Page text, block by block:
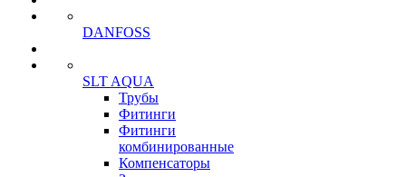
DANFOSS
SLT AQUA
Трубы
Фитинги
Фитинги
комбинированные
Компенсаторы